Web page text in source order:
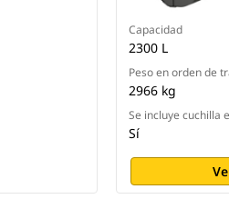
Capacidad
2300 L
Peso en orden de
2966 kg
Se incluye cuchilla
Sí